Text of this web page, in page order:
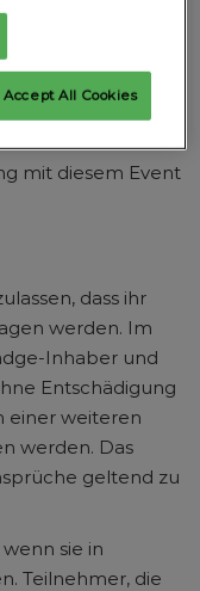
vom
ihrer
Produkte oder
mit diesem Event
dass ihr
werden. Im
Inhaber und
Entschädigung
einer weiteren
werden. Das
geltend zu
sie in
Teilnehmer, die
Accept All Cookies